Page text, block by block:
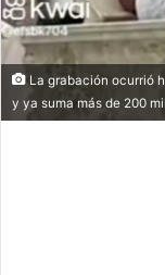
La grabación ocurrió
y ya suma más de 200